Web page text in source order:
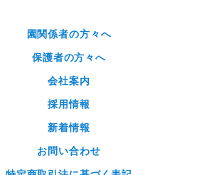
園関係者の方々へ
保護者の方々へ
会社案内
採用情報
新着情報
お問い合わせ